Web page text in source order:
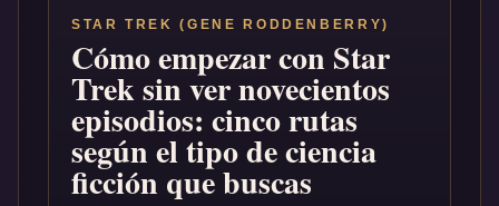
STAR TREK (GENE RODDENBERRY)
Cómo empezar con Star
Trek sin ver novecientos
episodios: cinco rutas
según el tipo de ciencia
ficción que buscas